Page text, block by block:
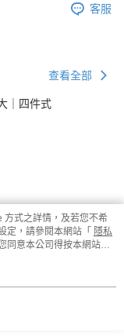
客服
查看全部
｜四件式
方式之詳情，及若您不希
定，請參閱本網站「 隱私
同意本公司得按本網站使